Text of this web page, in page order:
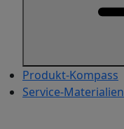
Produkt-Kompass
Service-Materialien​